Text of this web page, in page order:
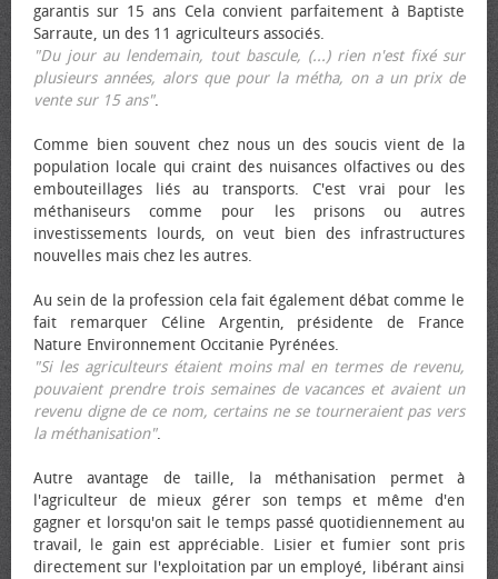
garantis sur 15 ans Cela convient parfaitement à Baptiste
Sarraute, un des 11 agriculteurs associés.
"Du jour au lendemain, tout bascule, (...) rien n'est fixé sur
plusieurs années, alors que pour la métha, on a un prix de
vente sur 15 ans".
Comme bien souvent chez nous un des soucis vient de la
population locale qui craint des nuisances olfactives ou des
embouteillages liés au transports. C'est vrai pour les
méthaniseurs comme pour les prisons ou autres
investissements lourds, on veut bien des infrastructures
nouvelles mais chez les autres.
Au sein de la profession cela fait également débat comme le
fait remarquer Céline Argentin, présidente de France
Nature Environnement Occitanie Pyrénées.
"Si les agriculteurs étaient moins mal en termes de revenu,
pouvaient prendre trois semaines de vacances et avaient un
revenu digne de ce nom, certains ne se tourneraient pas vers
la méthanisation".
Autre avantage de taille, la méthanisation permet à
l'agriculteur de mieux gérer son temps et même d'en
gagner et lorsqu'on sait le temps passé quotidiennement au
travail, le gain est appréciable. Lisier et fumier sont pris
directement sur l'exploitation par un employé, libérant ainsi